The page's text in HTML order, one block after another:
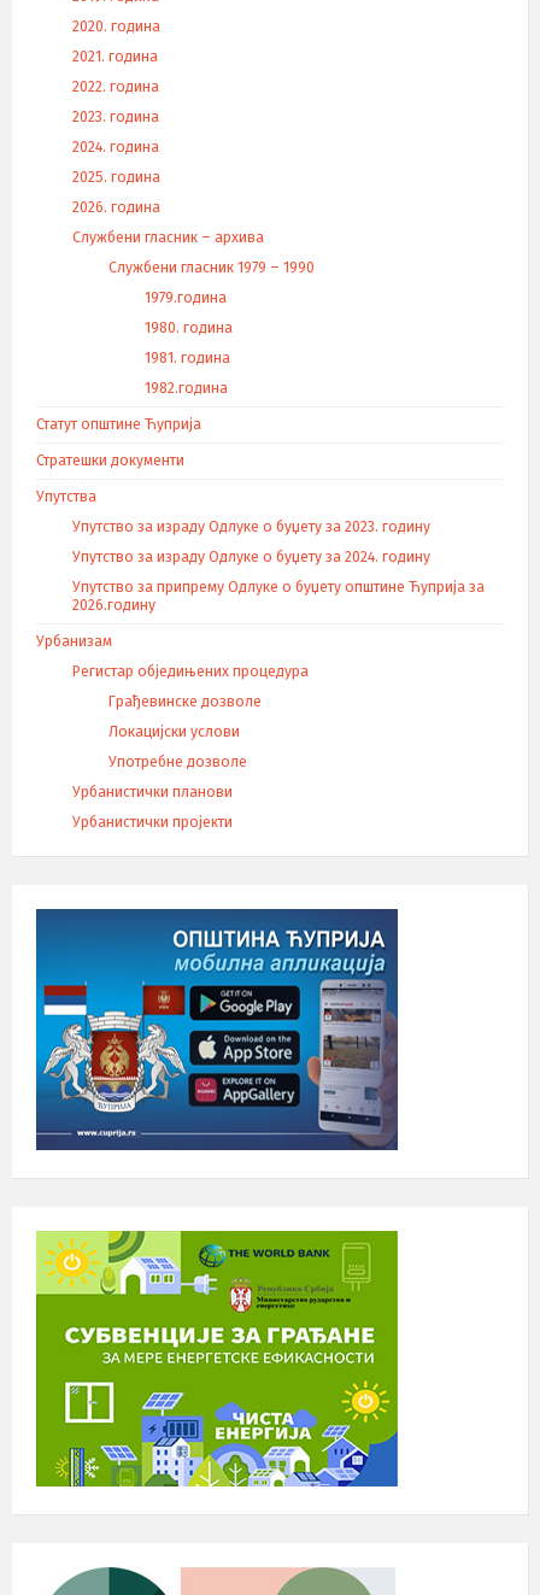
2020. година
2021. година
2022. година
2023. година
2024. година
2025. година
2026. година
Службени гласник – архива
Службени гласник 1979 – 1990
1979.година
1980. година
1981. година
1982.година
Статут општине Ћуприја
Стратешки документи
Упутства
Упутство за израду Одлуке о буџету за 2023. годину
Упутство за израду Одлуке о буџету за 2024. годину
Упутство за припрему Одлуке о буџету општине Ћуприја за
2026.годину
Урбанизам
Регистар обједињених процедура
Грађевинске дозволе
Локацијски услови
Употребне дозволе
Урбанистички планови
Урбанистички пројекти